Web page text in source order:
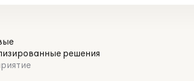
решения